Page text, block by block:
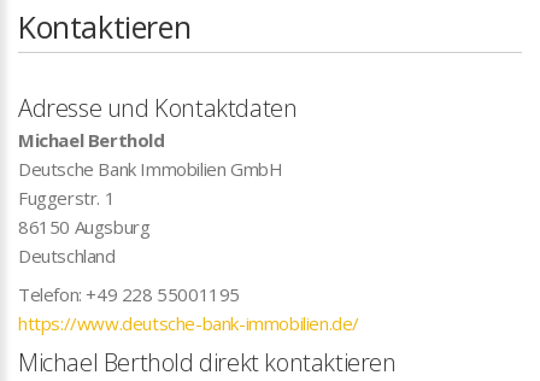
Kontaktieren
Adresse und Kontaktdaten
Michael Berthold
Deutsche Bank Immobilien GmbH
Fuggerstr. 1
86150 Augsburg
Deutschland
Telefon:+49 228 55001195
https://www.deutsche-bank-immobilien.de/
Michael Berthold direkt kontaktieren